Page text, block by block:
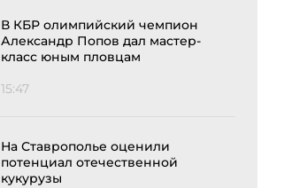
В КБР олимпийский чемпион
Александр Попов дал мастер-
класс юным пловцам
15:47
На Ставрополье оценили
потенциал отечественной
кукурузы